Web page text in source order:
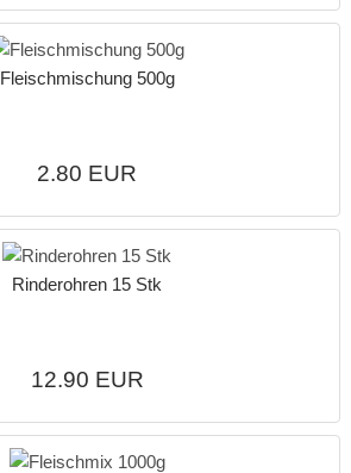
Fleischmischung 500g
2.80 EUR
Rinderohren 15 Stk
12.90 EUR